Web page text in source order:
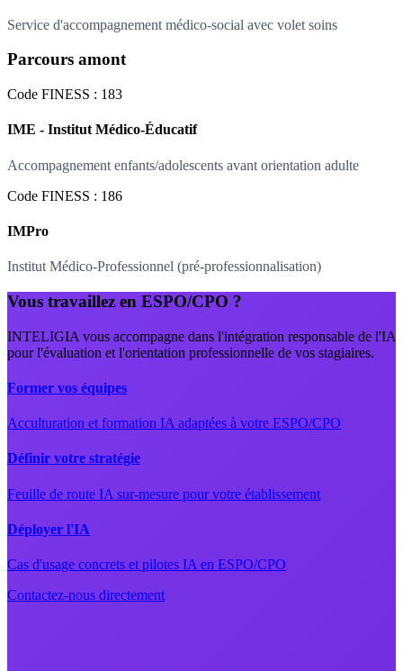
Service d'accompagnement médico-social avec volet soins
Parcours amont
Code FINESS : 183
IME - Institut Médico-Éducatif
Accompagnement enfants/adolescents avant orientation adulte
Code FINESS : 186
IMPro
Institut Médico-Professionnel (pré-professionnalisation)
Vous travaillez en ESPO/CPO ?
INTELIGIA vous accompagne dans l'intégration responsable de l'IA
pour l'évaluation et l'orientation professionnelle de vos stagiaires.
Former vos équipes
Acculturation et formation IA adaptées à votre ESPO/CPO
Définir votre stratégie
Feuille de route IA sur-mesure pour votre établissement
Déployer l'IA
Cas d'usage concrets et pilotes IA en ESPO/CPO
Contactez-nous directement